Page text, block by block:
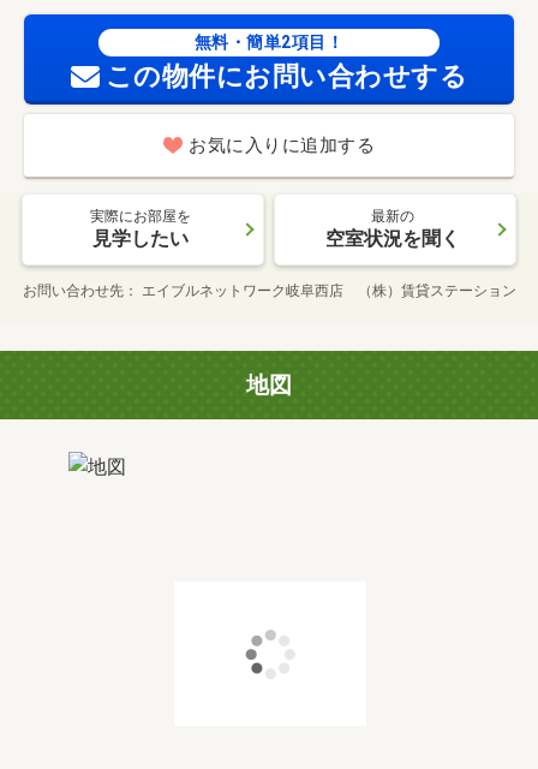
無料・簡単2項目！
この物件にお問い合わせする
お気に入りに追加する
実際にお部屋を
見学したい
最新の
空室状況を聞く
お問い合わせ先 エイブルネットワーク岐阜西店 （株）賃貸ステーション
地図